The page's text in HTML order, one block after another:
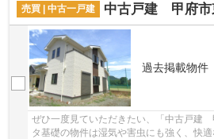
売買 | 中古一戸建
中古戸建 甲府市
過去掲載物件
ぜひ一度見ていただきたい、「中古戸建
タ基礎の物件は湿気や害虫にも強く、快